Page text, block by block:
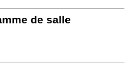
de salle